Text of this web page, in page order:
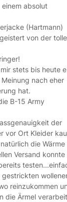
absolut
(Hartmann)
von der
stets bis heute
nach eher
hat.
B-15 Army
der
vor Ort Kleider
die Wärme
Versand konnte
reinzukommen
die Ärmel